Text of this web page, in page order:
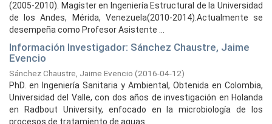
(2005-2010). Magíster en Ingeniería Estructural de la Universidad
de los Andes, Mérida, Venezuela(2010-2014).Actualmente se
desempeña como Profesor Asistente ...
Información Investigador: Sánchez Chaustre, Jaime
Evencio
Sánchez Chaustre, Jaime Evencio (2016-04-12)
PhD. en Ingeniería Sanitaria y Ambiental, Obtenida en Colombia,
Universidad del Valle, con dos años de investigación en Holanda
en Radbout University, enfocado en la microbiología de los
procesos de tratamiento de aguas ...